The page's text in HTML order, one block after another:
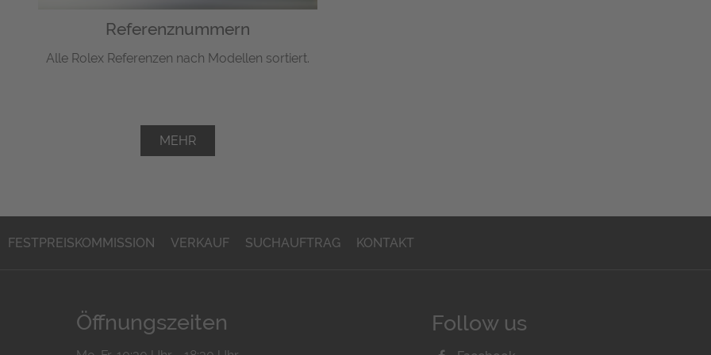
Referenznummern
Alle Rolex Referenzen nach Modellen sortiert.
MEHR
FESTPREISKOMMISSION VERKAUF SUCHAUFTRAG KONTAKT
Öffnungszeiten Follow us